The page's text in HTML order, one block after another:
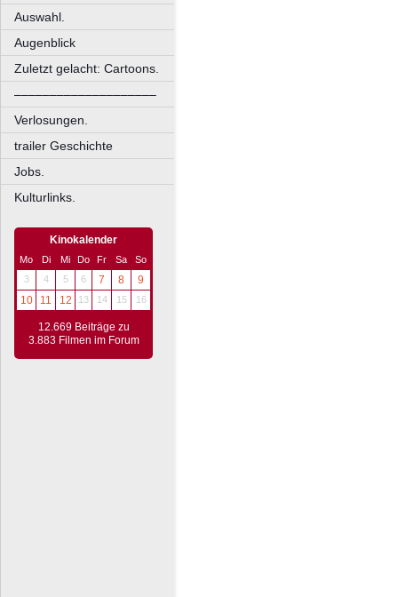
Auswahl.
Augenblick
Zuletzt gelacht: Cartoons.
––––––––––––––––––––
Verlosungen.
trailer Geschichte
Jobs.
Kulturlinks.
Kinokalender
Mo Di Mi Do Fr Sa
So
3
4 5 6 7 8
9
10
11 12 13 14 15 16
12.669 Beiträge zu
3.883 Filmen im Forum